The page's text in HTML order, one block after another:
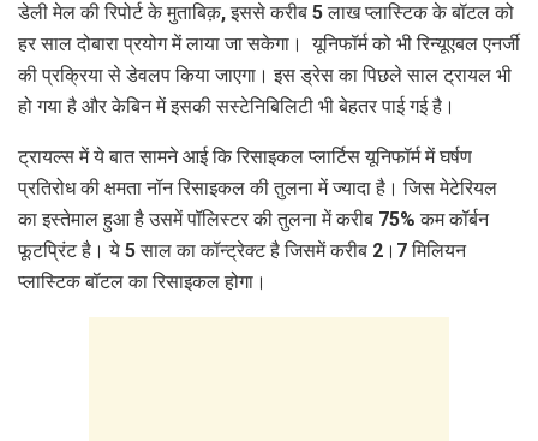
डेली मेल की रिपोर्ट के मुताबिक़, इससे करीब 5 लाख प्लास्टिक के बॉटल को
हर साल दोबारा प्रयोग में लाया जा सकेगा। यूनिफॉर्म को भी रिन्यूएबल एनर्जी
की प्रक्रिया से डेवलप किया जाएगा। इस ड्रेस का पिछले साल ट्रायल भी
हो गया है और केबिन में इसकी सस्टेनिबिलिटी भी बेहतर पाई गई है।
ट्रायल्स में ये बात सामने आई कि रिसाइकल प्लार्टिस यूनिफॉर्म में घर्षण
प्रतिरोध की क्षमता नॉन रिसाइकल की तुलना में ज्यादा है। जिस मेटेरियल
का इस्तेमाल हुआ है उसमें पॉलिस्टर की तुलना में करीब 75% कम कॉर्बन
फूटप्रिंट है। ये 5 साल का कॉन्ट्रेक्ट है जिसमें करीब 2।7 मिलियन
प्लास्टिक बॉटल का रिसाइकल होगा।